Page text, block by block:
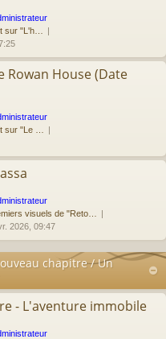
sur "L'h…
Rowan House (Date
sur "Le …
visuels de "Reto…
2026, 09:47
chapitre / Un
- L'aventure immobile